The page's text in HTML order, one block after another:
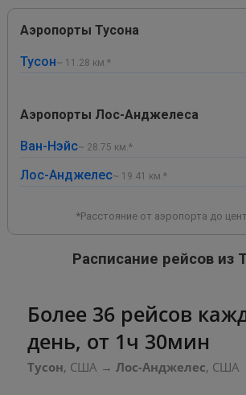
Аэропорты Тусона
Тусон~ 11.28 км.*
Аэропорты Лос-Анджелеса
Ван-Нэйс~ 28.75 км.*
Лос-Анджелес~ 19.41 км.*
*Расстояние от аэропорта до
Расписание рейсов из
Более 36 рейсов
день, от 1ч 30мин
Тусон, США → Лос-Анджелес, США